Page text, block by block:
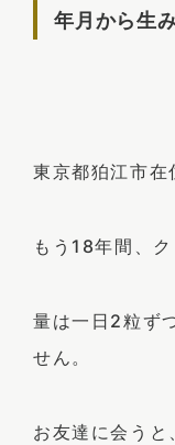
年月から生
東京都狛江市
もう18年間、
量は一日2粒ず
せん。
お友達に会う